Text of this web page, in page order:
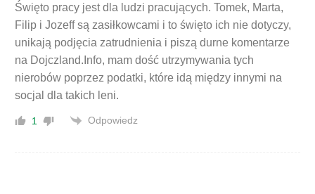
Święto pracy jest dla ludzi pracujących. Tomek, Marta,
Filip i Jozeff są zasiłkowcami i to święto ich nie dotyczy,
unikają podjęcia zatrudnienia i piszą durne komentarze
na Dojczland.Info, mam dość utrzymywania tych
nierobów poprzez podatki, które idą między innymi na
socjal dla takich leni.
1 Odpowiedz